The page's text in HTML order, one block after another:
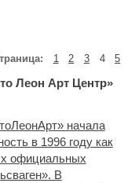
1 2 3 4 5
Леон Арт Центр»
начала
в 1996 году как
официальных
В